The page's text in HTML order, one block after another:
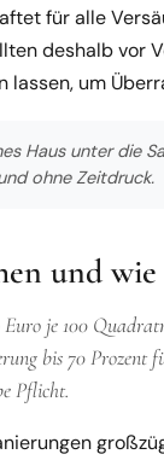
für alle
deshalb vor
um
Haus unter die
ohne Zeitdruck.
und
je 100
bis 70
Pflicht.